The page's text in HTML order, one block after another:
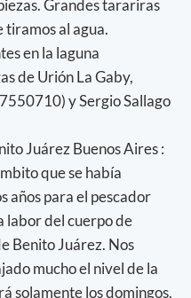
Grandes tarariras
tiramos al agua.
en la laguna
de Urión La Gaby,
y Sergio Sallago
Juárez Buenos Aires :
que se había
años para el pescador
labor del cuerpo de
Benito Juárez. Nos
mucho el nivel de la
solamente los domingos,